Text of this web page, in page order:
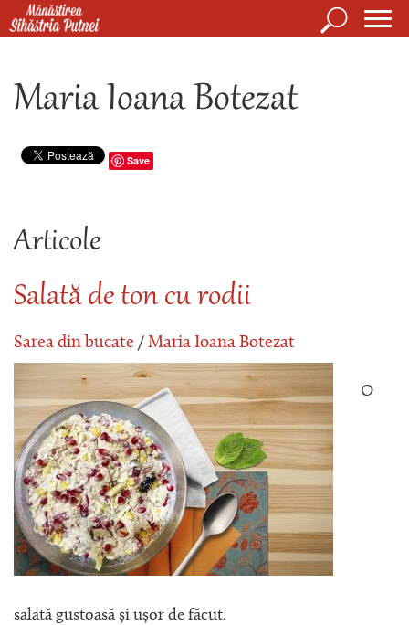
Mergi la conţinutul principal
Căutare
Maria Ioana Botezat
Save
Articole
Salată de ton cu rodii
Sarea din bucate / Maria Ioana Botezat
O
salată gustoasă și ușor de făcut.